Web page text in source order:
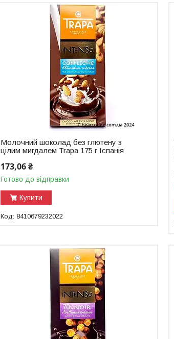
Молочний шоколад без глютену з
цілим мигдалем Trapa 175 г Іспанія
173,06 ₴
Готово до відправки
Купити
8410679232022